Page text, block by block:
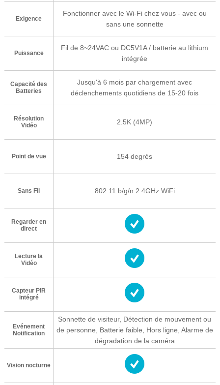
Exigence
Fonctionner avec le Wi-Fi chez vous - avec ou
sans une sonnette
Puissance
Fil de 8~24VAC ou DC5V1A / batterie au lithium
intégrée
Capacité des
Batteries
Jusqu'à 6 mois par chargement avec
déclenchements quotidiens de 15-20 fois
Résolution
Vidéo
2.5K (4MP)
Point de vue 154 degrés
Sans Fil 802.11 b/g/n 2.4GHz WiFi
Regarder en
direct
Lecture la
Vidéo
Capteur PIR
intégré
Evénement
Notification
Sonnette de visiteur, Détection de mouvement ou
de personne, Batterie faible, Hors ligne, Alarme de
dégradation de la caméra
Vision nocturne